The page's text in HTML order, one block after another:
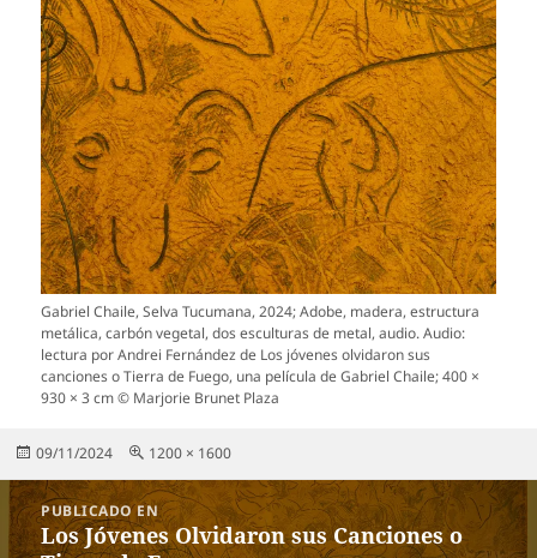
Gabriel Chaile, Selva Tucumana, 2024; Adobe, madera, estructura
metálica, carbón vegetal, dos esculturas de metal, audio. Audio:
lectura por Andrei Fernández de Los jóvenes olvidaron sus
canciones o Tierra de Fuego, una película de Gabriel Chaile; 400 ×
930 × 3 cm © Marjorie Brunet Plaza
Publicado
09/11/2024
Tamaño
1200 × 1600
Navegación
de
PUBLICADO EN
Los Jóvenes Olvidaron sus Canciones o